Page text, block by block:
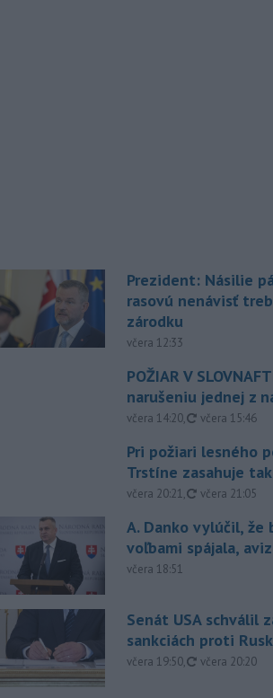
Prezident: Násilie
rasovú nenávisť
zárodku
včera 12:33
POŽIAR V
narušeniu jednej z
včera 14:20, aktualizované
včera 15:46
Pri požiari lesného
Trstíne zasahuje
včera 20:21, aktualizované
včera 21:05
A. Danko vylúčil, že
voľbami spájala,
včera 18:51
Senát USA schválil
sankciách proti
včera 19:50, aktualizované
včera 20:20